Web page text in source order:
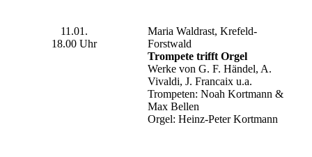
11.01.
18.00 Uhr
Maria Waldrast, Krefeld-
Forstwald
Trompete trifft Orgel
Werke von G. F. Händel, A.
Vivaldi, J. Francaix u.a.
Trompeten: Noah Kortmann &
Max Bellen
Orgel: Heinz-Peter Kortmann